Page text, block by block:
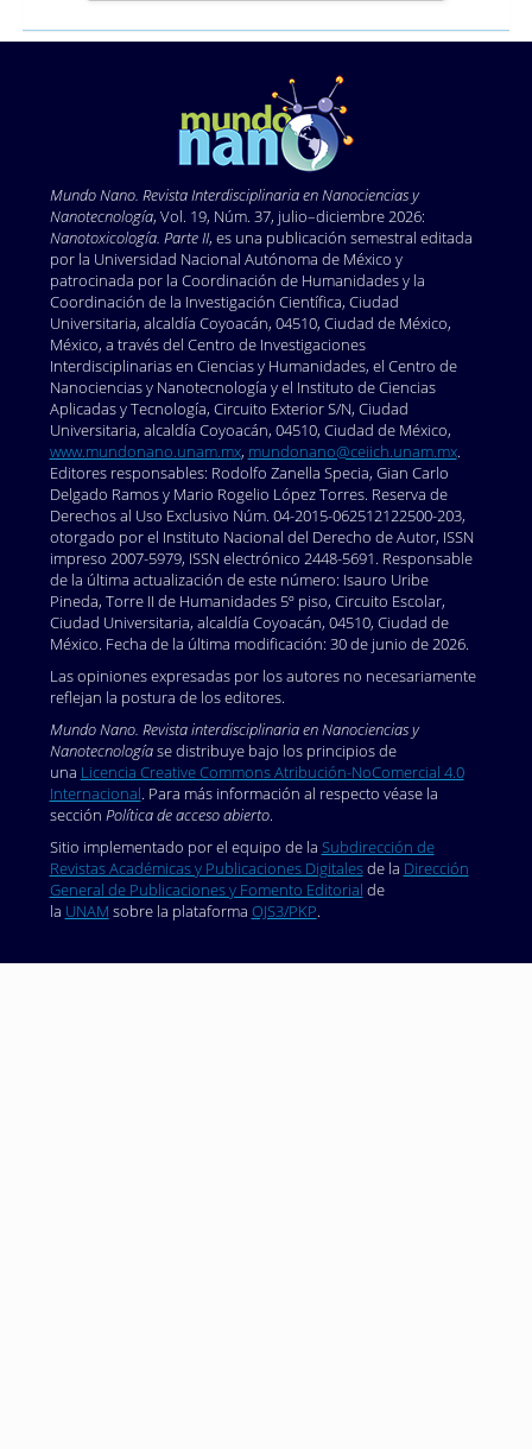
gráfico
Mundo Nano. Revista Interdisciplinaria en Nanociencias y
Nanotecnología, Vol. 19, Núm. 37, julio–diciembre 2026:
Nanotoxicología. Parte II, es una publicación semestral editada
por la Universidad Nacional Autónoma de México y
patrocinada por la Coordinación de Humanidades y la
Coordinación de la Investigación Científica, Ciudad
Universitaria, alcaldía Coyoacán, 04510, Ciudad de México,
México, a través del Centro de Investigaciones
Interdisciplinarias en Ciencias y Humanidades, el Centro de
Nanociencias y Nanotecnología y el Instituto de Ciencias
Aplicadas y Tecnología, Circuito Exterior S/N, Ciudad
Universitaria, alcaldía Coyoacán, 04510, Ciudad de México,
www.mundonano.unam.mx, mundonano@ceiich.unam.mx.
Editores responsables: Rodolfo Zanella Specia, Gian Carlo
Delgado Ramos y Mario Rogelio López Torres. Reserva de
Derechos al Uso Exclusivo Núm. 04-2015-062512122500-203,
otorgado por el Instituto Nacional del Derecho de Autor, ISSN
impreso 2007-5979, ISSN electrónico 2448-5691. Responsable
de la última actualización de este número: Isauro Uribe
Pineda, Torre II de Humanidades 5º piso, Circuito Escolar,
Ciudad Universitaria, alcaldía Coyoacán, 04510, Ciudad de
México. Fecha de la última modificación: 30 de junio de 2026.
Las opiniones expresadas por los autores no necesariamente
reflejan la postura de los editores.
Mundo Nano. Revista interdisciplinaria en Nanociencias y
Nanotecnologíase distribuye bajo los principios de
una Licencia Creative Commons Atribución-NoComercial 4.0
Internacional. Para más información al respecto véase la
sección Política de acceso abierto.
Sitio implementado por el equipo de la Subdirección de
Revistas Académicas y Publicaciones Digitalesde la Dirección
General de Publicaciones y Fomento Editorial de
la UNAM sobre la plataforma OJS3/PKP.